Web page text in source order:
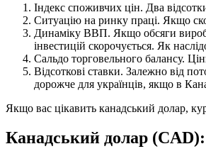
Індекс споживчих цін. Два
Ситуацію на ринку праці. Якщо
Динаміку ВВП. Якщо обсяги
інвестицій скорочується. Як
Сальдо торговельного балансу.
Відсоткові ставки. Залежно від
дорожче для українців, якщо в
Якщо вас цікавить канадський долар,
Канадський долар